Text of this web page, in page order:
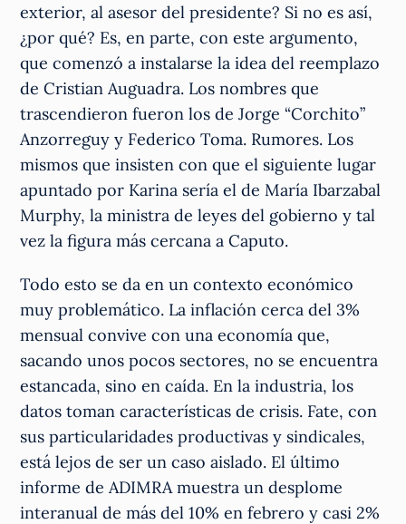
exterior, al asesor del presidente? Si no es así,
¿por qué? Es, en parte, con este argumento,
que comenzó a instalarse la idea del reemplazo
de Cristian Auguadra. Los nombres que
trascendieron fueron los de Jorge “Corchito”
Anzorreguy y Federico Toma. Rumores. Los
mismos que insisten con que el siguiente lugar
apuntado por Karina sería el de María Ibarzabal
Murphy, la ministra de leyes del gobierno y tal
vez la figura más cercana a Caputo.
Todo esto se da en un contexto económico
muy problemático. La inflación cerca del 3%
mensual convive con una economía que,
sacando unos pocos sectores, no se encuentra
estancada, sino en caída. En la industria, los
datos toman características de crisis. Fate, con
sus particularidades productivas y sindicales,
está lejos de ser un caso aislado. El último
informe de ADIMRA muestra un desplome
interanual de más del 10% en febrero y casi 2%